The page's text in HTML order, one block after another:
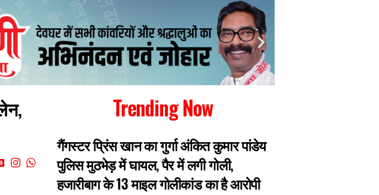
Trending Now
गैंगस्टर प्रिंस खान का गुर्गा अंकित कुमार पांडेय
पुलिस मुठभेड़ में घायल, पैर में लगी गोली,
हजारीबाग के 13 माइल गोलीकांड का है आरोपी